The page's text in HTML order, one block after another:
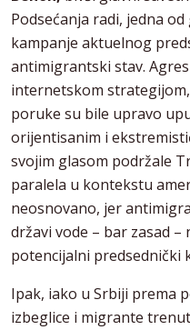
Podsećanja radi, jedna
kampanje aktuelnog
antimigrantski stav.
internetskom
poruke su bile upravo
orijentisanim i
svojim glasom podržale
paralela u kontekstu
neosnovano, jer
državi vode – bar zasad
potencijalni predsednički
Ipak, iako u Srbiji prema
izbeglice i migrante